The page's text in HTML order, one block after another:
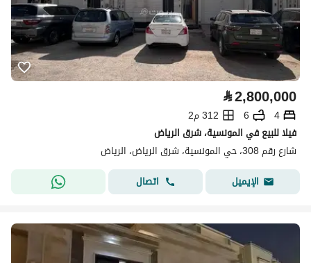
⃁2,800,000
4
6
312 م2
فيلا للبيع في المونسية، شرق الرياض
شارع رقم 308، حي المونسية، شرق الرياض، الرياض
الإيميل
اتصال